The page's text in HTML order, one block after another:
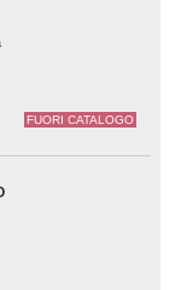
FUORI CATALOGO